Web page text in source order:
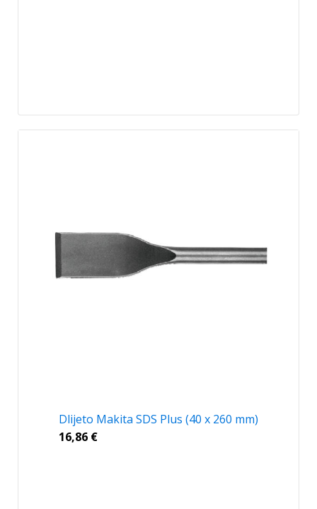
Dlijeto Makita SDS Plus (40 x 260 mm)
16,86 €